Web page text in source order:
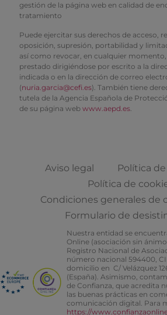
gestión de la página web en calidad de
tratamiento
Puede ejercitar sus derechos de acceso,
oposición, supresión, portabilidad y
así como revocar, en cualquier
prestado dirigiéndose por escrito a la
indicada o en la dirección de correo
(nuria.garcia@cefi.es). También tiene
tutela de la Agencia Española de
de su página web www.aepd.es
Aviso legal
Política
Política de
Condiciones generales de
Formulario de
Nuestra entidad se
Online (asociación sin
Registro Nacional de
número nacional 594400,
domicilio en C/ Velázquez
(España). Asimismo,
de Confianza, que acredita
las buenas prácticas en
comunicación digital. Para
https://